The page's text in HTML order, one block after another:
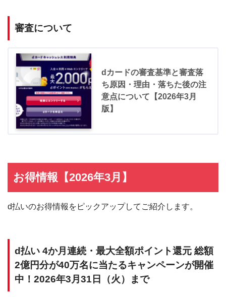
審査について
dカードの審査基準と審査落
ち原因・理由・落ちた後の注
意点について【2026年3月
版】
お得情報【2026年3月】
d払いのお得情報をピックアップしてご紹介します。
d払い 4か月連続・最大全額ポイント還元 総額
2億円分が40万名に当たるキャンペーンが開催
中！2026年3月31日（火）まで